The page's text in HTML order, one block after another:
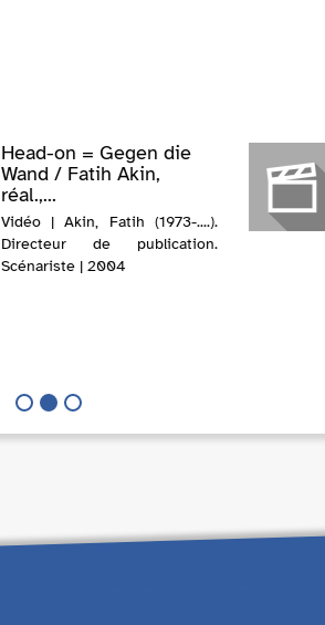
Head-on = Gegen die
Wand / Fatih Akin,
réal.,...
Vidéo | Akin, Fatih (1973-....).
Directeur de publication.
Scénariste | 2004